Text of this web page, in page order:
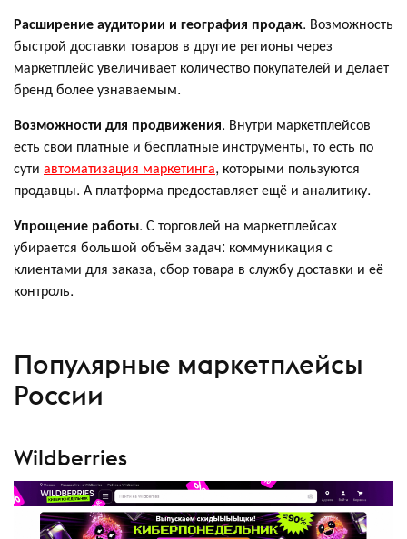
Расширение аудитории и география продаж. Возможность
быстрой доставки товаров в другие регионы через
маркетплейс увеличивает количество покупателей и делает
бренд более узнаваемым.
Возможности для продвижения. Внутри маркетплейсов
есть свои платные и бесплатные инструменты, то есть по
сути автоматизация маркетинга, которыми пользуются
продавцы. А платформа предоставляет ещё и аналитику.
Упрощение работы. С торговлей на маркетплейсах
убирается большой объём задач: коммуникация с
клиентами для заказа, сбор товара в службу доставки и её
контроль.
Популярные маркетплейсы
России
Wildberries